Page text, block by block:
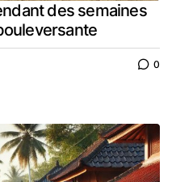
des semaines
0